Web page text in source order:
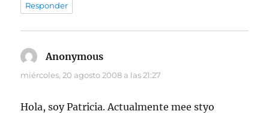
Responder
Anonymous
miércoles, 20 agosto 2008 a las 21:27
Hola, soy Patricia. Actualmente mee styo